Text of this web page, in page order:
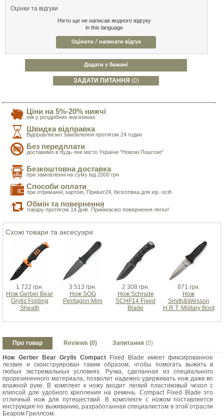
Оцінки та відгуки
Ніхто ще не написав жодного відгуку
in this language
Оцінити / написати відгук
Додати у бажані
ЗАДАТИ ПИТАННЯ (0)
Ціни на 5%-20% нижчі
ніж у роздрібних магазинах
Швидка відправка
Відправляємо замовлення протягом 24 годин
Без передплати
доставимо в будь-яке місто України "Новою Поштою"
Безкоштовна доставка
при замовленні на суму від 2000 грн
Способи оплати
при отриманні, картою, Приват24, безготівка для юр. осіб
Обмін та повернення
товару протягом 14 днів. Приймаємо повернення легко!
Схожі товари та аксесуари
1 722 грн.
Нож Gerber Bear
Grylls Folding
Sheath
3 513 грн.
Нож SOG
Pentagon Mini
2 308 грн.
Нож Schrade
SCHF14 Fixed
Blade
871 грн.
Нож
Smith&Wesson
H.R.T. Military Boot
Про товар Reviews (0) Запитання (0)
Нож Gerber Bear Grylls CompactFixed Blade имеет фиксированное
лезвие и сконструирован таким образом, чтобы помогать выжить в
любых экстремальных условиях. Ручка, сделанная из специального
прорезиненного материала, позволит надежно удерживать нож даже во
влажной руке. В комплект к ножу входит легкий пластиковый чехол с
клипсой для удобного крепления на ремень. Compact Fixed Blade это
отличный нож для путешествий. В комплекте с ножом поставляется
инструкция по выживанию, разработанная специалистом в этой отрасли
Беаром Гриллсом.